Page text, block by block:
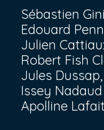
Sébastien
Edouard
Julien
Robert Fish
Jules
Issey
Apolline